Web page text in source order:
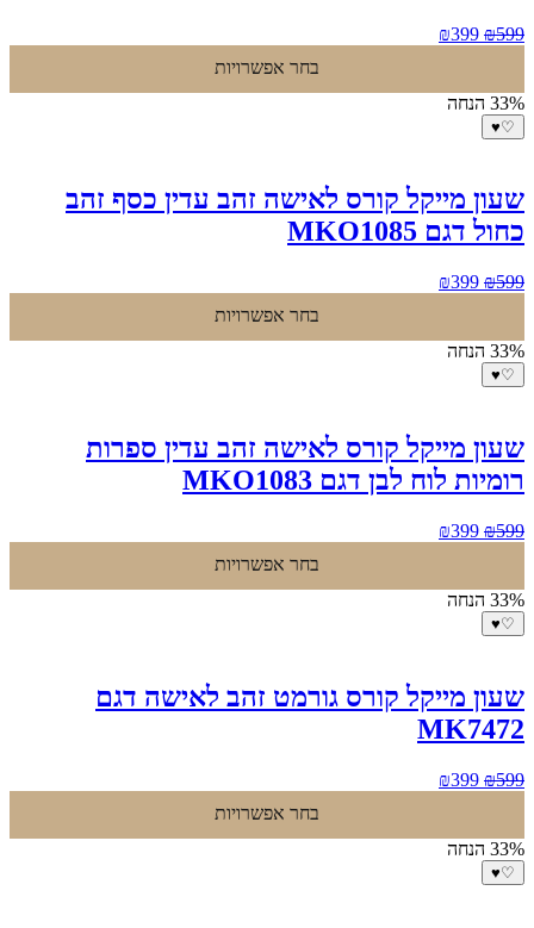
₪599
המחיר
₪599.
₪399
₪399.
בחר אפשרויות
33% הנחה
♡
♥
שעון מייקל קורס לאישה זהב עדין כסף זהב
כחול דגם MKO1085
₪599
המחיר
₪599.
₪399
₪399.
בחר אפשרויות
33% הנחה
♡
♥
שעון מייקל קורס לאישה זהב עדין ספרות
רומיות לוח לבן דגם MKO1083
₪599
המחיר
₪599.
₪399
₪399.
בחר אפשרויות
33% הנחה
♡
♥
שעון מייקל קורס גורמט זהב לאישה דגם
MK7472
₪599
המחיר
₪599.
₪399
₪399.
בחר אפשרויות
33% הנחה
♡
♥